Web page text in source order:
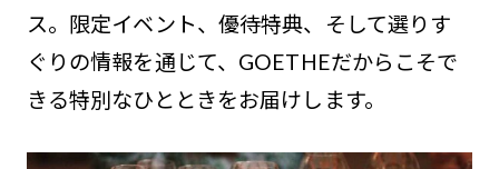
ス。限定イベント、優待特典、そして選りす
ぐりの情報を通じて、GOETHEだからこそで
きる特別なひとときをお届けします。